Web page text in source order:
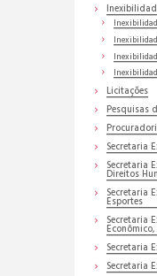
Licitações
Pesquisas
Secretaria
Secretaria
Direitos
Secretaria
Esportes
Secretaria
Secretaria
Secretaria